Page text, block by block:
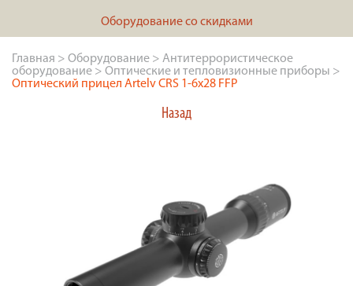
Оборудование со скидками
Главная > Оборудование > Антитеррористическое
оборудование > Оптические и тепловизионные приборы >
Оптический прицел Artelv CRS 1-6x28 FFP
Назад